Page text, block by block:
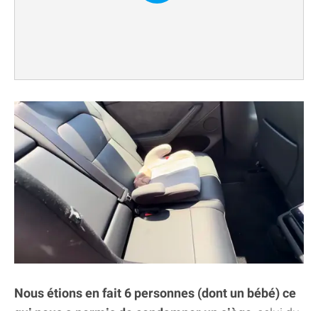
Nous étions en fait 6 personnes (dont un bébé) ce